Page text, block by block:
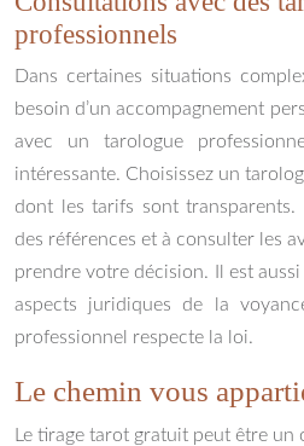
professionnels
Dans certaines situations
besoin d’un accompagnement
avec un tarologue
intéressante. Choisissez un
dont les tarifs sont transparents.
des références et à consulter les
prendre votre décision. Il est
aspects juridiques de la
professionnel respecte la loi.
Le chemin vous
Le tirage tarot gratuit peut être